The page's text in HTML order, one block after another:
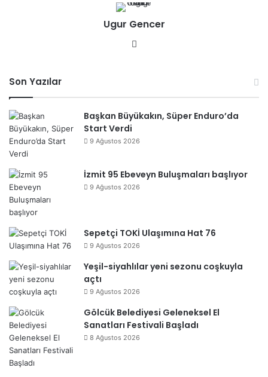
sit
esi
Ugur Gencer
Son Yazılar
Başkan Büyükakın, Süper Enduro’da
Start Verdi
9 Ağustos 2026
İzmit 95 Ebeveyn Buluşmaları başlıyor
9 Ağustos 2026
Sepetçi TOKİ Ulaşımına Hat 76
9 Ağustos 2026
Yeşil-siyahlılar yeni sezonu coşkuyla
açtı
9 Ağustos 2026
Gölcük Belediyesi Geleneksel El
Sanatları Festivali Başladı
8 Ağustos 2026